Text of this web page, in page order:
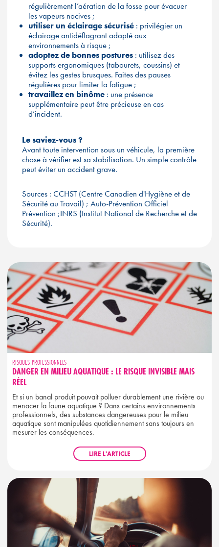
régulièrement l’aération de la fosse pour évacuer
les vapeurs nocives ;
utiliser un éclairage sécurisé : privilégier un
éclairage antidéflagrant adapté aux
environnements à risque ;
adoptez de bonnes postures : utilisez des
supports ergonomiques (tabourets, coussins) et
évitez les gestes brusques. Faites des pauses
régulières pour limiter la fatigue ;
travaillez en binôme : une présence
supplémentaire peut être précieuse en cas
d’incident.
Le saviez-vous ?
Avant toute intervention sous un véhicule, la première
chose à vérifier est sa stabilisation. Un simple contrôle
peut éviter un accident grave.
Sources : CCHST (Centre Canadien d'Hygiène et de
Sécurité au Travail) ; Auto-Prévention Officiel
Prévention ;INRS (Institut National de Recherche et de
Sécurité).
RISQUES PROFESSIONNELS
DANGER EN MILIEU AQUATIQUE : LE RISQUE INVISIBLE MAIS
RÉEL
Et si un banal produit pouvait polluer durablement une rivière ou
menacer la faune aquatique ? Dans certains environnements
professionnels, des substances dangereuses pour le milieu
aquatique sont manipulées quotidiennement sans toujours en
mesurer les conséquences.
LIRE L'ARTICLE